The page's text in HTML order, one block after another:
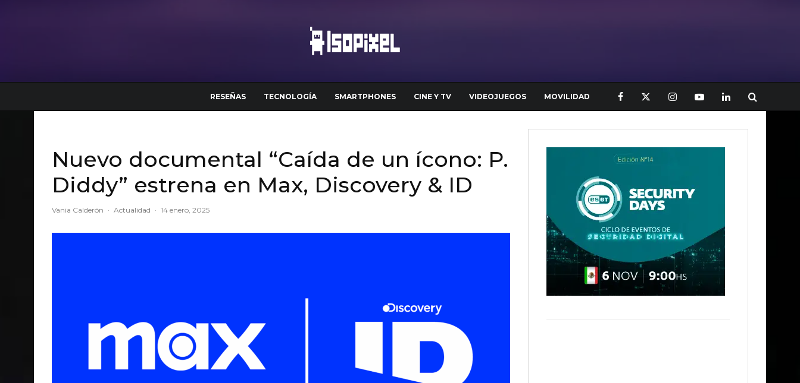
RESEÑAS TECNOLOGÍA SMARTPHONES CINE Y TV VIDEOJUEGOS MOVILIDAD
Nuevo documental “Caída de un ícono: P.
Diddy” estrena en Max, Discovery & ID
Vania Calderón · Actualidad · 14 enero, 2025